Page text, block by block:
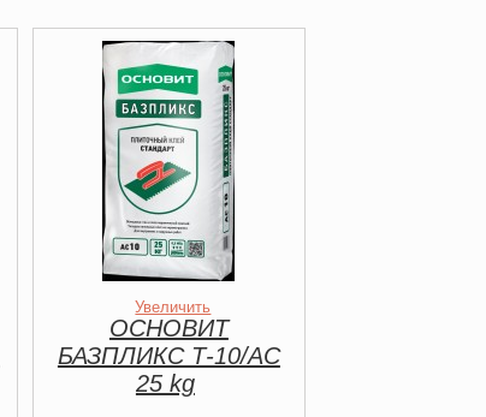
Увеличить
ОСНОВИТ
БАЗПЛИКС Т-10/AC
25 kg